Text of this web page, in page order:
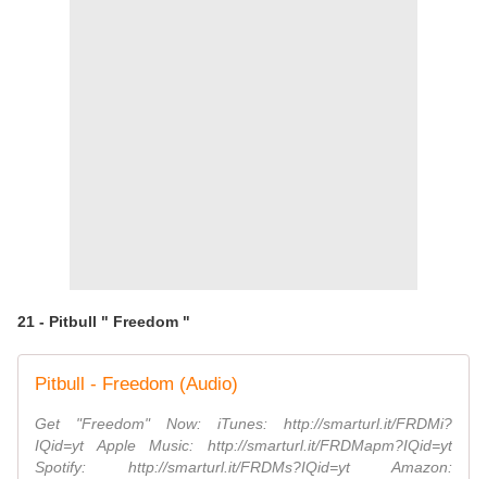
21 - Pitbull " Freedom "
Pitbull - Freedom (Audio)
Get "Freedom" Now: iTunes: http://smarturl.it/FRDMi?
IQid=yt Apple Music: http://smarturl.it/FRDMapm?IQid=yt
Spotify: http://smarturl.it/FRDMs?IQid=yt Amazon: